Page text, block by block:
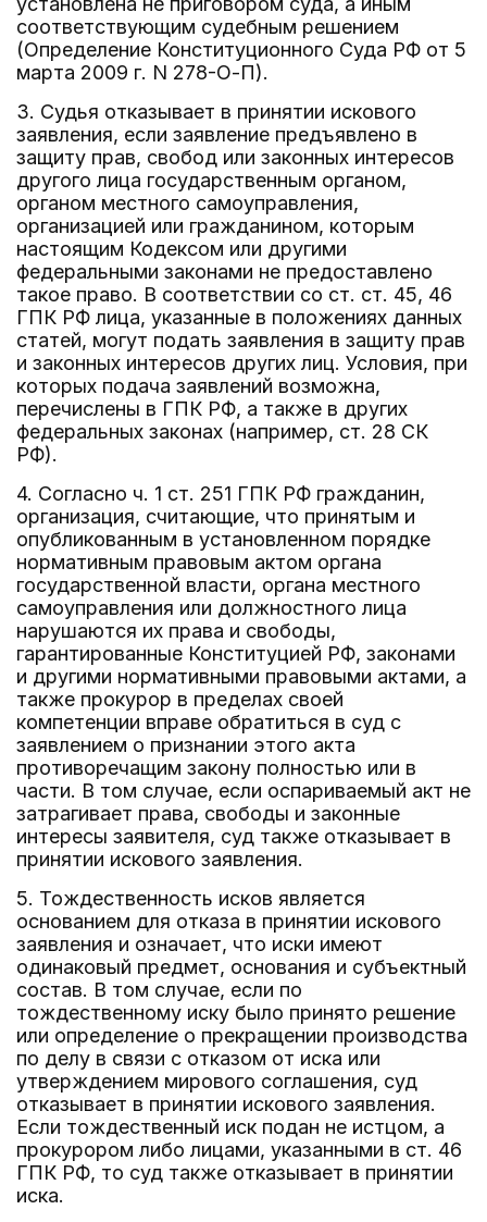
соответствующим судебным решением
(Определение Конституционного Суда РФ от 5
марта 2009 г. N 278-О-П).
3. Судья отказывает в принятии искового
заявления, если заявление предъявлено в
защиту прав, свобод или законных интересов
другого лица государственным органом,
органом местного самоуправления,
организацией или гражданином, которым
настоящим Кодексом или другими
федеральными законами не предоставлено
такое право. В соответствии со ст. ст. 45, 46
ГПК РФ лица, указанные в положениях данных
статей, могут подать заявления в защиту прав
и законных интересов других лиц. Условия, при
которых подача заявлений возможна,
перечислены в ГПК РФ, а также в других
федеральных законах (например, ст. 28 СК
РФ).
4. Согласно ч. 1 ст. 251 ГПК РФ гражданин,
организация, считающие, что принятым и
опубликованным в установленном порядке
нормативным правовым актом органа
государственной власти, органа местного
самоуправления или должностного лица
нарушаются их права и свободы,
гарантированные Конституцией РФ, законами
и другими нормативными правовыми актами, а
также прокурор в пределах своей
компетенции вправе обратиться в суд с
заявлением о признании этого акта
противоречащим закону полностью или в
части. В том случае, если оспариваемый акт не
затрагивает права, свободы и законные
интересы заявителя, суд также отказывает в
принятии искового заявления.
5. Тождественность исков является
основанием для отказа в принятии искового
заявления и означает, что иски имеют
одинаковый предмет, основания и субъектный
состав. В том случае, если по
тождественному иску было принято решение
или определение о прекращении производства
по делу в связи с отказом от иска или
утверждением мирового соглашения, суд
отказывает в принятии искового заявления.
Если тождественный иск подан не истцом, а
прокурором либо лицами, указанными в ст. 46
ГПК РФ, то суд также отказывает в принятии
иска.